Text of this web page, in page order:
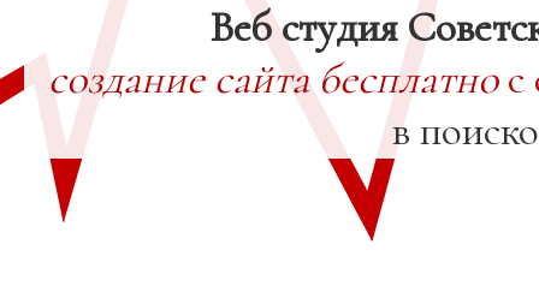
Веб студия
создание сайта бесплатнос
в